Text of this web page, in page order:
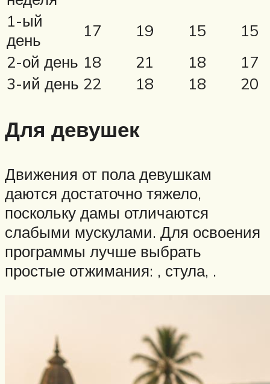
1-ый
день
17 19 15
15
2-ой день 18 21 18
17
3-ий день 22 18 18 20
Для девушек
Движения от пола девушкам
даются достаточно тяжело,
поскольку дамы отличаются
слабыми мускулами. Для освоения
программы лучше выбрать
простые отжимания: , стула, .